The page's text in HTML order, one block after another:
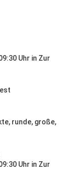
Uhr in Zur
runde, große,
Uhr in Zur